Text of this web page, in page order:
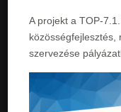
A projekt a TOP-
közösségfejlesztés,
szervezése